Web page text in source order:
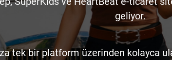
geliyor.
tek bir platform üzerinden kolayca